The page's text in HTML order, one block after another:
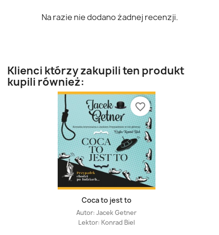
Na razie nie dodano żadnej recenzji.
Klienci którzy zakupili ten produkt
kupili również:
Coca to jest to
Autor: Jacek Getner
Lektor: Konrad Biel
favorite_border